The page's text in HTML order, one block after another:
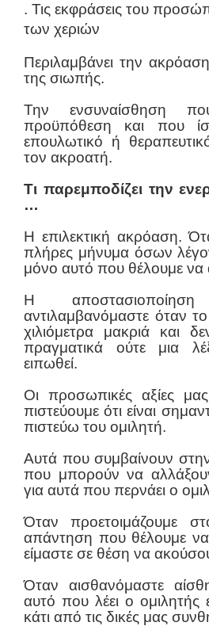
. Τις εκφράσεις του
των χεριών
Περιλαμβάνει την
της σιωπής.
Την ενσυναίσθηση
προϋπόθεση και που
επουλωτικό ή
τον ακροατή.
Tι παρεμποδίζει την
…
Η επιλεκτική ακρόαση.
πλήρες μήνυμα όσων
μόνο αυτό που θέλουμε να
Η
αντιλαμβανόμαστε όταν
χιλιόμετρα μακριά και
πραγματικά ούτε μια
ειπωθεί.
Οι προσωπικές αξίες
πιστεύουμε ότι είναι
πιστεύω του ομιλητή.
Αυτά που συμβαίνουν
που μπορούν να
για αυτά που περνάει ο
Όταν προετοιμάζουμε
απάντηση που θέλουμε
είμαστε σε θέση να
Όταν αισθανόμαστε
αυτό που λέει ο ομιλητής
κάτι από τις δικές μας